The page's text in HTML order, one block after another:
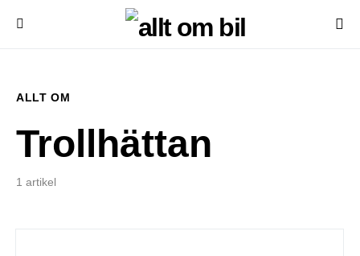
ALLT OM
Trollhättan
1 artikel